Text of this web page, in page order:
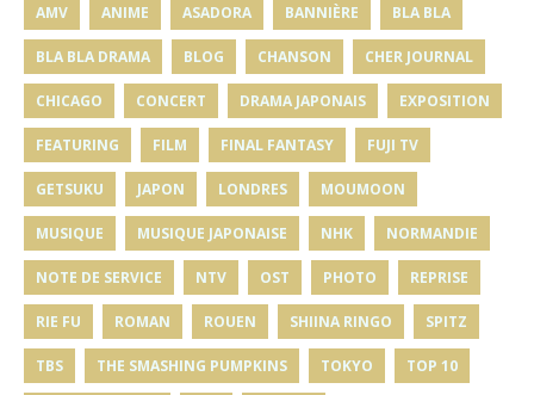
AMV ANIME ASADORA BANNIÈRE BLA BLA
BLA BLA DRAMA BLOG CHANSON CHER JOURNAL
CHICAGO CONCERT DRAMA JAPONAIS EXPOSITION
FEATURING FILM FINAL FANTASY FUJI TV
GETSUKU JAPON LONDRES MOUMOON
MUSIQUE MUSIQUE JAPONAISE NHK NORMANDIE
NOTE DE SERVICE NTV OST PHOTO REPRISE
RIE FU ROMAN ROUEN SHIINA RINGO SPITZ
TBS THE SMASHING PUMPKINS TOKYO TOP 10